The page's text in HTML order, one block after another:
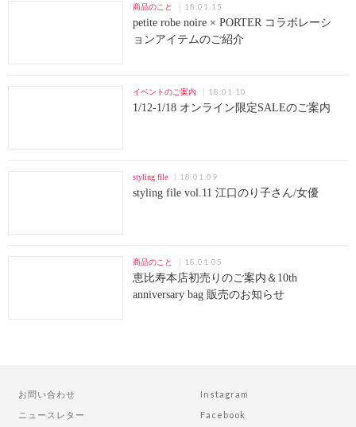
商品のこと 18.01.15
petite robe noire × PORTER コラボレーシ
ョンアイテムのご紹介
イベントのご案内 18.01.10
1/12-1/18 オンライン限定SALEのご案内
styling file 18.01.09
styling file vol.11 江口のり子さん/女優
商品のこと 18.01.05
恵比寿本店初売りのご案内＆10th
anniversary bag 販売のお知らせ
お問い合わせ
ニュースレター
Instagram
Facebook